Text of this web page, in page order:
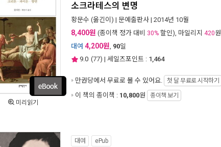
미리읽기
소크라테스의 변명
황문수 (옮긴이) | 문예출판사 | 2014년 10월
8,400원 (종이책 정가 대비 30% 할인), 마일리지 420원
대여 4,200원, 90일
9.0 (77) | 세일즈포인트 : 1,464
만권당에서 무료로 볼 수 있어요. 첫 달 무료로 시작하기
이 책의 종이책 : 10,800원 종이책 보기
대여 ePub